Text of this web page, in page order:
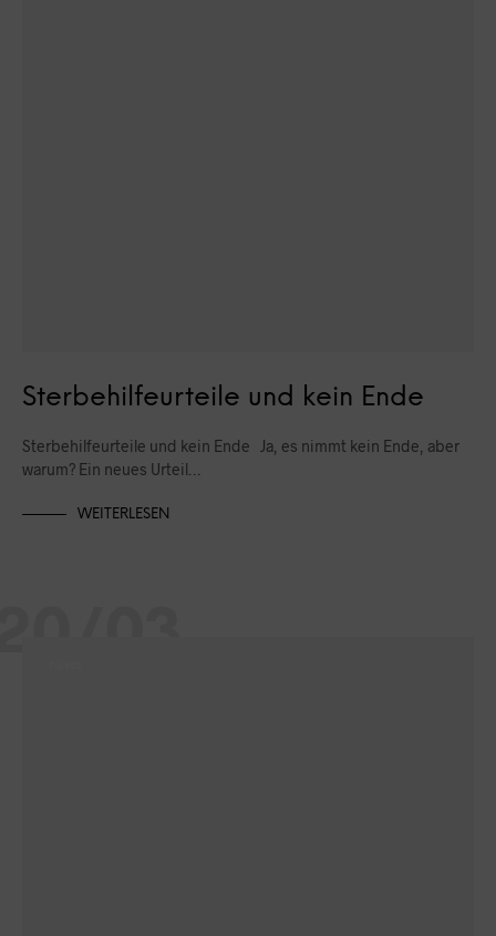
Sterbehilfeurteile und kein Ende
Sterbehilfeurteile und kein Ende Ja, es nimmt kein Ende, aber
warum? Ein neues Urteil…
WEITERLESEN